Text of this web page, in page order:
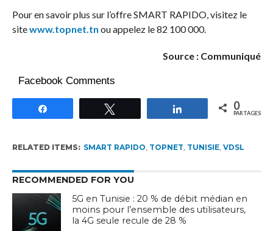
Pour en savoir plus sur l’offre SMART RAPIDO, visitez le
sitewww.topnet.tn ou appelez le 82 100 000.
Source : Communiqué
Facebook Comments
Partagez 0
PARTAGES
RELATED ITEMS: SMART RAPIDO TOPNET TUNISIE, VDSL
RECOMMENDED FOR YOU
5G en Tunisie : 20 % de débit médian en
moins pour l’ensemble des utilisateurs,
la 4G seule recule de 28 %